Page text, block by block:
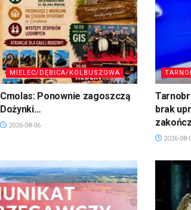
MIELEC/DĘBICA/KOLBUSZOWA
Cmolas: Ponownie zagoszczą
Dożynki…
2026-08-06
brak
2026-08-